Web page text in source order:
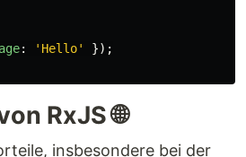
: ' Hello' });
RxJS 🌐
insbesondere bei der